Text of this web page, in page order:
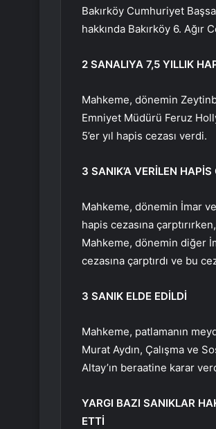
Bakırköy Cumhuriyet
hakkında Bakırköy 6. Ağır
2 SANALIYA 7,5 YILLIK
Mahkeme, dönemin
Emniyet Müdürü Feruz
5’er yıl hapis cezası verdi.
3 SANIK’A VERİLEN
Mahkeme, dönemin İmar ve
hapis cezasına
Mahkeme, dönemin diğer
cezasına çarptırdı ve bu
3 SANIK ELDE EDİLDİ
Mahkeme, patlamanın
Murat Aydın, Çalışma ve
Altay’ın beraatine karar
YARGI BAZI SANIKLAR
ETTİ